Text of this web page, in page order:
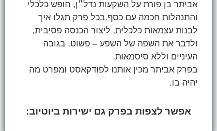
אביתר בן פורת על השקעות נדל״ן, חופש כלכלי
והתנהלות חכמה עם כסף.בכל פרק תגלו איך
לבנות עצמאות כלכלית, ליצור הכנסה פסיבית,
ולדבר את השפה של השפע – פשוט, בגובה
העיניים וללא סיסמאות.
בפרק אביתר מכין אותנו לפודקאסט ומפרט מה
יהיה בו.
אפשר לצפות בפרק גם ישירות ביוטיוב: